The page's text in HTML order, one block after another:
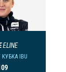
ELINE
IBU